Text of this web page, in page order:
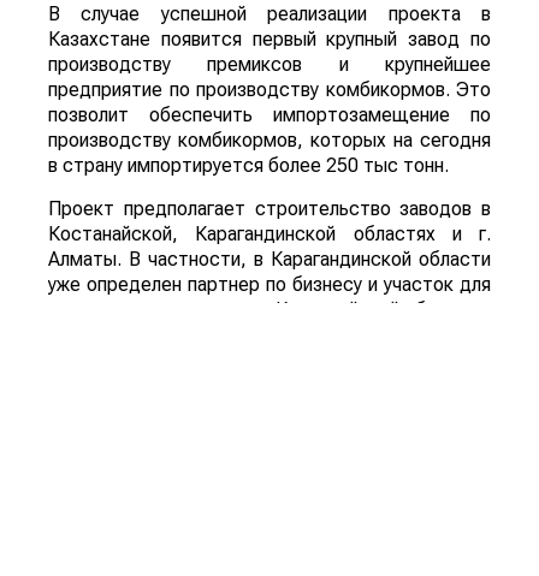
В случае успешной реализации проекта в
Казахстане появится первый крупный завод по
производству премиксов и крупнейшее
предприятие по производству комбикормов. Это
позволит обеспечить импортозамещение по
производству комбикормов, которых на сегодня
в страну импортируется более 250 тыс тонн.
Проект предполагает строительство заводов в
Костанайской, Карагандинской областях и г.
Алматы. В частности, в Карагандинской области
уже определен партнер по бизнесу и участок для
строительства завода, в Костанайской области и